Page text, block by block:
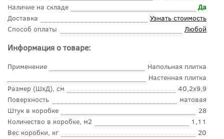
Наличие на складе
Да
Доставка
Узнать стоимость
Способ оплаты
Любой
Информация о товаре:
Применение
Напольная плитка
Настенная плитка
Размер (ШхД), см
40,2x9,9
Поверхность
матовая
Штук в коробке
28
Количество в коробке, м2
1,11
Вес коробки, кг
20